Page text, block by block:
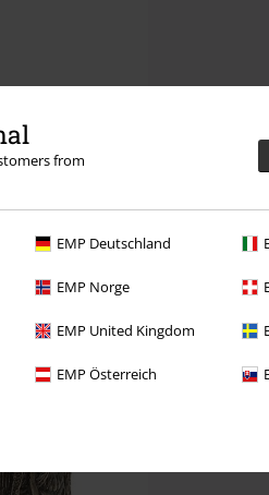
from
EMP Deutschland
EMP Norge
EMP United Kingdom
EMP Österreich